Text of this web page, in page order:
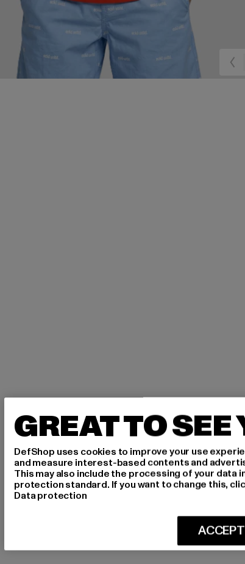
GREAT TO SEE
DefShop uses cookies to improve your use
and measure interest-based contents and
This may also include the processing of your data
protection standard. If you want to change this,
Data protection
ACCEPT